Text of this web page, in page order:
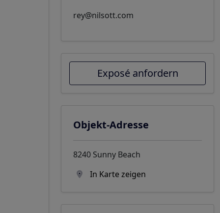
rey@nilsott.com
Exposé anfordern
Objekt-Adresse
8240 Sunny Beach
In Karte zeigen